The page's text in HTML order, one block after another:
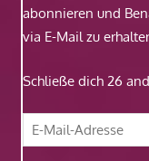
abonnieren und
via E-Mail zu
Schließe dich 26
E-
Mail-